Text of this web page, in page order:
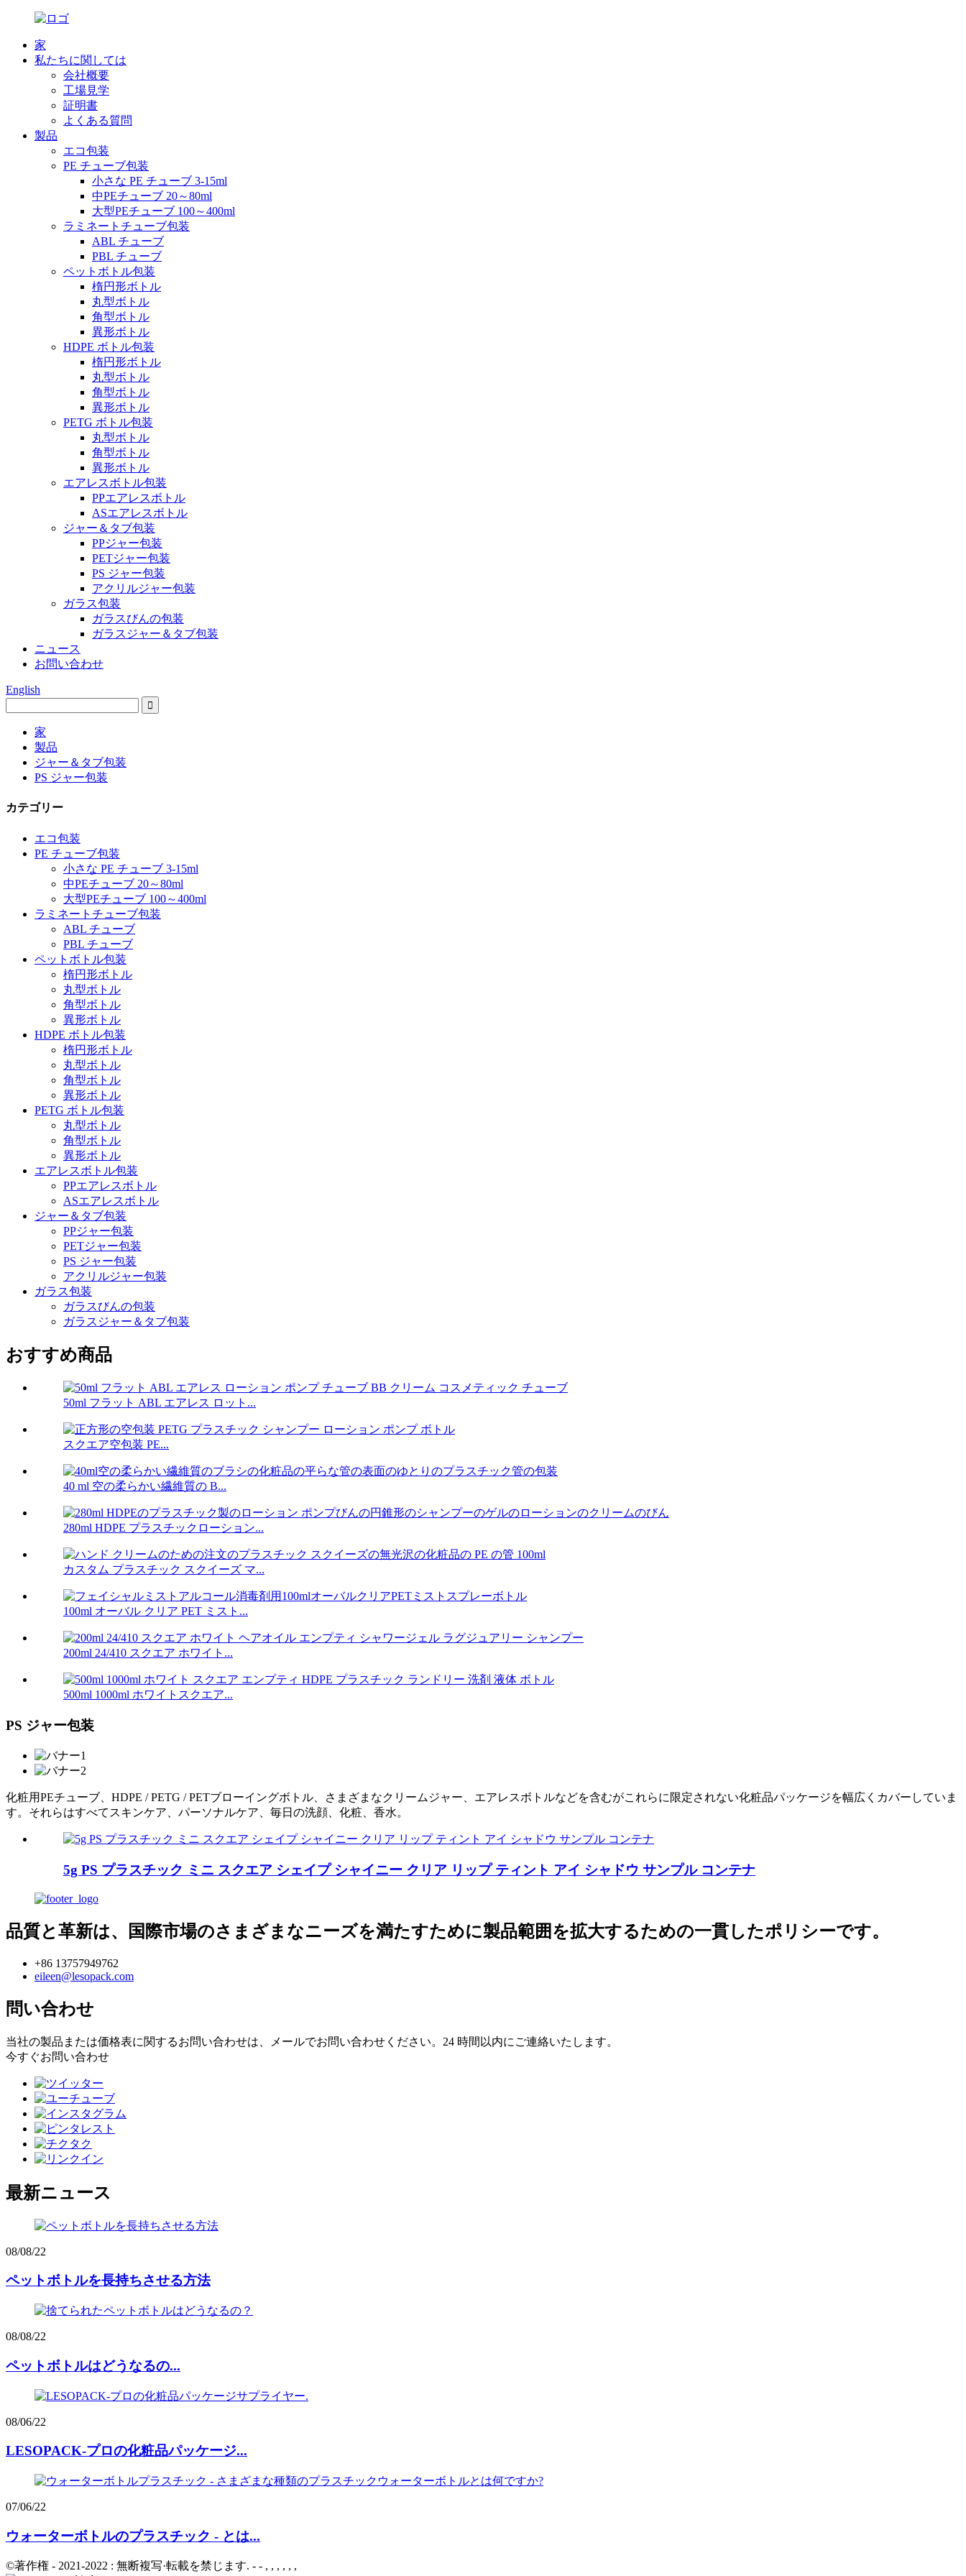
家
私たちに関しては
会社概要
工場見学
証明書
よくある質問
製品
エコ包装
PE チューブ包装
小さな PE チューブ 3-15ml
中PEチューブ 20～80ml
大型PEチューブ 100～400ml
ラミネートチューブ包装
ABL チューブ
PBL チューブ
ペットボトル包装
楕円形ボトル
丸型ボトル
角型ボトル
異形ボトル
HDPE ボトル包装
楕円形ボトル
丸型ボトル
角型ボトル
異形ボトル
PETG ボトル包装
丸型ボトル
角型ボトル
異形ボトル
エアレスボトル包装
PPエアレスボトル
ASエアレスボトル
ジャー＆タブ包装
PPジャー包装
PETジャー包装
PS ジャー包装
アクリルジャー包装
ガラス包装
ガラスびんの包装
ガラスジャー＆タブ包装
ニュース
お問い合わせ
English
家
製品
ジャー＆タブ包装
PS ジャー包装
カテゴリー
エコ包装
PE チューブ包装
小さな PE チューブ 3-15ml
中PEチューブ 20～80ml
大型PEチューブ 100～400ml
ラミネートチューブ包装
ABL チューブ
PBL チューブ
ペットボトル包装
楕円形ボトル
丸型ボトル
角型ボトル
異形ボトル
HDPE ボトル包装
楕円形ボトル
丸型ボトル
角型ボトル
異形ボトル
PETG ボトル包装
丸型ボトル
角型ボトル
異形ボトル
エアレスボトル包装
PPエアレスボトル
ASエアレスボトル
ジャー＆タブ包装
PPジャー包装
PETジャー包装
PS ジャー包装
アクリルジャー包装
ガラス包装
ガラスびんの包装
ガラスジャー＆タブ包装
おすすめ商品
50ml フラット ABL エアレス ロット...
スクエア空包装 PE...
40 ml 空の柔らかい繊維質の B...
280ml HDPE プラスチックローション...
カスタム プラスチック スクイーズ マ...
100ml オーバル クリア PET ミスト...
200ml 24/410 スクエア ホワイト...
500ml 1000ml ホワイトスクエア...
PS ジャー包装
化粧用PEチューブ、HDPE / PETG / PETブローイングボトル、さまざまなクリームジャー、エアレスボトルなどを含むがこれらに限定されない化粧品パッケージを幅広くカバーしていま
す。それらはすべてスキンケア、パーソナルケア、毎日の洗顔、化粧、香水。
5g PS プラスチック ミニ スクエア シェイプ シャイニー クリア リップ ティント アイ シャドウ サンプル コンテナ
品質と革新は、国際市場のさまざまなニーズを満たすために製品範囲を拡大するための一貫したポリシーです。
+86 13757949762
eileen@lesopack.com
問い合わせ
当社の製品または価格表に関するお問い合わせは、メールでお問い合わせください。24 時間以内にご連絡いたします。
今すぐお問い合わせ
最新ニュース
08/08/22
ペットボトルを長持ちさせる方法
08/08/22
ペットボトルはどうなるの...
08/06/22
LESOPACK-プロの化粧品パッケージ...
07/06/22
ウォーターボトルのプラスチック - とは...
©著作権 - 2021-2022 : 無断複写·転載を禁じます. - - , , , , , ,